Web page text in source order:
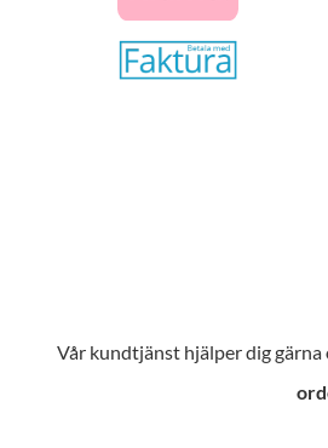
Vår kundtjänst hjälper dig